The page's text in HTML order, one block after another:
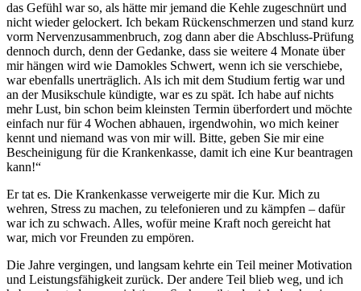
das Gefühl war so, als hätte mir jemand die Kehle zugeschnürt und
nicht wieder gelockert. Ich bekam Rückenschmerzen und stand kurz
vorm Nervenzusammenbruch, zog dann aber die Abschluss-Prüfung
dennoch durch, denn der Gedanke, dass sie weitere 4 Monate über
mir hängen wird wie Damokles Schwert, wenn ich sie verschiebe,
war ebenfalls unerträglich. Als ich mit dem Studium fertig war und
an der Musikschule kündigte, war es zu spät. Ich habe auf nichts
mehr Lust, bin schon beim kleinsten Termin überfordert und möchte
einfach nur für 4 Wochen abhauen, irgendwohin, wo mich keiner
kennt und niemand was von mir will. Bitte, geben Sie mir eine
Bescheinigung für die Krankenkasse, damit ich eine Kur beantragen
kann!“
Er tat es. Die Krankenkasse verweigerte mir die Kur. Mich zu
wehren, Stress zu machen, zu telefonieren und zu kämpfen – dafür
war ich zu schwach. Alles, wofür meine Kraft noch gereicht hat
war, mich vor Freunden zu empören.
Die Jahre vergingen, und langsam kehrte ein Teil meiner Motivation
und Leistungsfähigkeit zurück. Der andere Teil blieb weg, und ich